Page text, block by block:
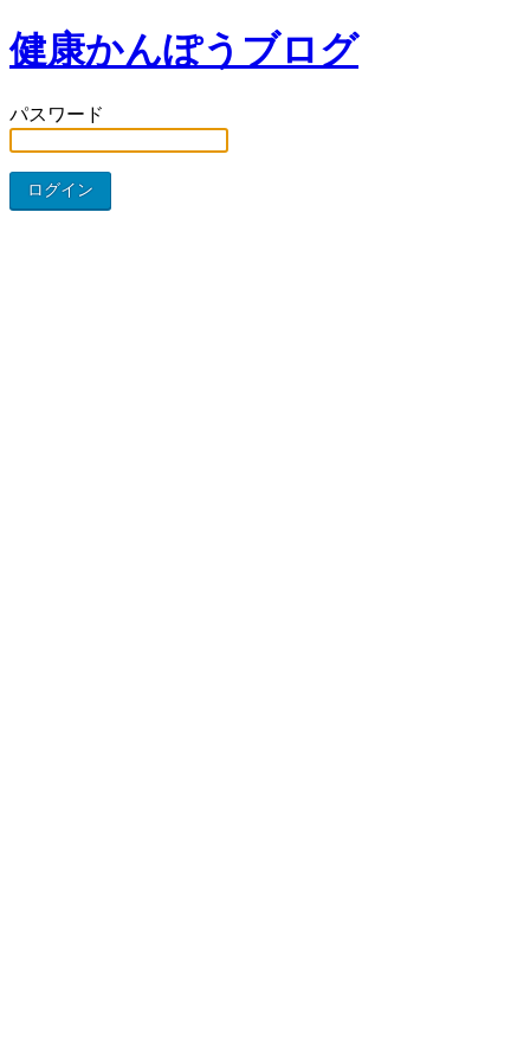
健康かんぽうブログ
パスワード